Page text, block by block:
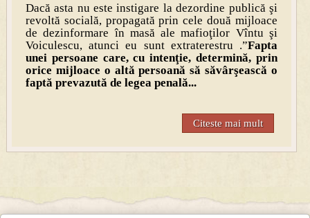
Dacă asta nu este instigare la dezordine publică şi
revoltă socială, propagată prin cele două mijloace
de dezinformare în masă ale mafioţilor Vîntu şi
Voiculescu, atunci eu sunt extraterestru .”Fapta
unei persoane care, cu intenţie, determină, prin
orice mijloace o altă persoană să săvârşească o
faptă prevazută de legea penală...
Citeste mai mult